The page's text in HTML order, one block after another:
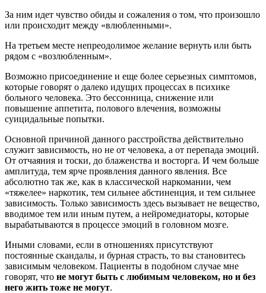
За ним идет чувство обиды и сожаления о том, что произошло
или происходит между «влюбленными».
На третьем месте непреодолимое желание вернуть или быть
рядом с «возлюбленным».
Возможно присоединение и еще более серьезных симптомов,
которые говорят о далеко идущих процессах в психике
больного человека. Это бессонница, снижение или
повышение аппетита, полового влечения, возможны
суицидальные попытки.
Основной причиной данного расстройства действительно
служит зависимость, но не от человека, а от перепада эмоций.
От отчаяния и тоски, до блаженства и восторга. И чем больше
амплитуда, тем ярче проявления данного явления. Все
абсолютно так же, как в классической наркомании, чем
«тяжелее» наркотик, тем сильнее абстиненция, и тем сильнее
зависимость. Только зависимость здесь вызывает не вещество,
вводимое тем или иным путем, а нейромедиаторы, которые
вырабатываются в процессе эмоций в головном мозге.
Иными словами, если в отношениях присутствуют
постоянные скандалы, и бурная страсть, то вы становитесь
зависимым человеком. Пациенты в подобном случае мне
говорят, что не могут быть с любимым человеком, но и без
него жить тоже не могут.